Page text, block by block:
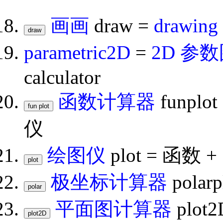
画画 draw = drawing
parametric2D = 2D 参
calculator
函数计算器
仪
绘图仪 plot = 函数
极坐标计算器
平面图计算器